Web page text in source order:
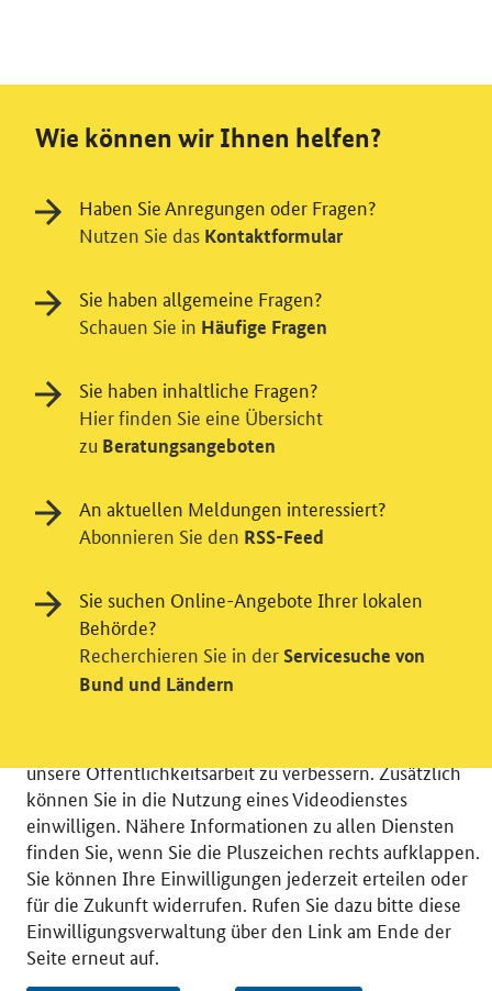
© 2026 Bundesministerium für Wirtschaft und Energie
RSS
Benutzerhinweise
Inhaltsverzeichnis
Impressum
Barrierefreiheit
Datenschutz
Einwilligungsverwaltung
Einwilligung in Tracking und / oder
Videodienst
Wir bitten Sie an dieser Stelle um Ihre Einwilligung für
verschiedene Zusatzdienste unserer Webseite: Wir
unsere Öffentlichkeitsarbeit zu verbessern. Zusätzlich
können Sie in die Nutzung eines Videodienstes
einwilligen. Nähere Informationen zu allen Diensten
finden Sie, wenn Sie die Pluszeichen rechts aufklappen.
Sie können Ihre Einwilligungen jederzeit erteilen oder
für die Zukunft widerrufen. Rufen Sie dazu bitte diese
Einwilligungsverwaltung über den Link am Ende der
Seite erneut auf.
Wie können wir Ihnen helfen?
Haben Sie Anregungen oder Fragen?
Nutzen Sie das Kontaktformular
Sie haben allgemeine Fragen?
Schauen Sie in Häufige Fragen
Sie haben inhaltliche Fragen?
Hier finden Sie eine Übersicht
zu Beratungsangeboten
An aktuellen Meldungen interessiert?
Abonnieren Sie den RSS-Feed
Sie suchen Online-Angebote Ihrer lokalen
Behörde?
Recherchieren Sie in der Servicesuche von
Bund und Ländern